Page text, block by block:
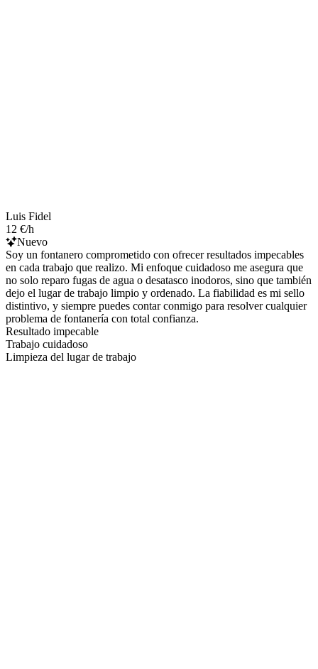
Luis Fidel
12 €/h
Nuevo
Soy un fontanero comprometido con ofrecer resultados impecables
en cada trabajo que realizo. Mi enfoque cuidadoso me asegura que
no solo reparo fugas de agua o desatasco inodoros, sino que también
dejo el lugar de trabajo limpio y ordenado. La fiabilidad es mi sello
distintivo, y siempre puedes contar conmigo para resolver cualquier
problema de fontanería con total confianza.
Resultado impecable
Trabajo cuidadoso
Limpieza del lugar de trabajo